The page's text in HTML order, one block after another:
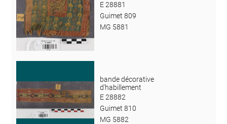
E 28881
Guimet 809
MG 5881
bande décorative
d'habillement
E 28882
Guimet 810
MG 5882